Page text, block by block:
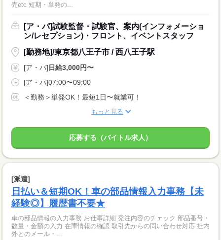
売etc 短期・単発の...
[ア・パ]試験監督・試験官、案内(インフォメーショ
ン/レセプション)・フロント、イベントスタッフ
[勤務地]/東京都八王子市 / 西八王子駅
[ア・パ]日給3,000円〜
[ア・パ]07:00〜09:00
＜勤務＞単発OK！最短1日〜就業可！
もっと見る
応募する（バイトル求人）
[派遣]
日払い＆短期OK！車の部品情報入力事務【未
経験◎】履歴書不要★
車の部品情報の入力事務 お仕事詳細 発注内容のチェック 部品番号・
数量・金額の入力 在庫情報の確認 取引先からの問い合わせ対応 社内
外とのメール・...